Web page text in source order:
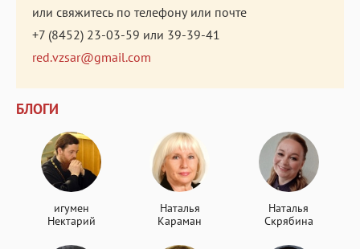
или свяжитесь по телефону или почте
+7 (8452) 23-03-59 или 39-39-41
red.vzsar@gmail.com
БЛОГИ
игумен
Нектарий
Наталья
Караман
Наталья
Скрябина